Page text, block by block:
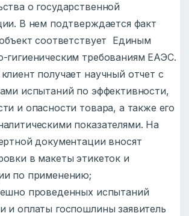
о государственной
В нем подтверждается факт
соответствует Единым
гигиеническим требованиям ЕАЭС.
получает научный отчет с
испытаний по эффективности,
и опасности товара, а также его
показателями. На
документации вносят
в макеты этикеток и
по применению;
проведенных испытаний
и оплаты госпошлины заявитель